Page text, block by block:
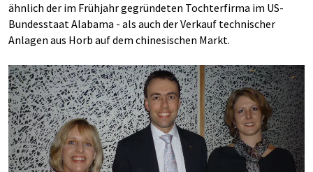
ähnlich der im Frühjahr gegründeten Tochterfirma im US-
Bundesstaat Alabama - als auch der Verkauf technischer
Anlagen aus Horb auf dem chinesischen Markt.